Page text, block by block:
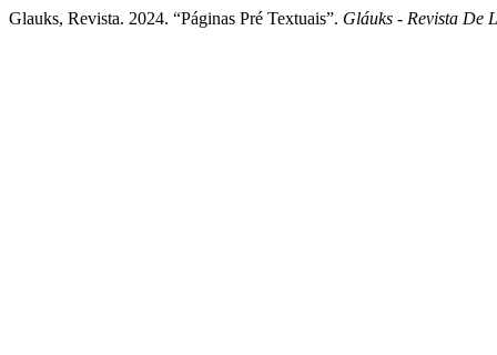
Glauks, Revista. 2024. “Páginas Pré Textuais”. Gláuks - Revista De